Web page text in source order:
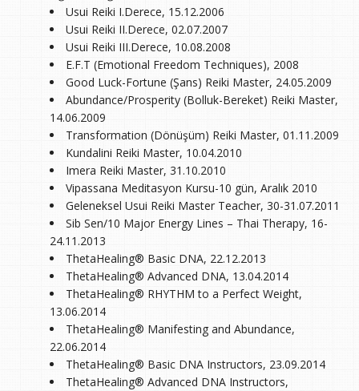
Usui Reiki I.Derece, 15.12.2006
Usui Reiki II.Derece, 02.07.2007
Usui Reiki III.Derece, 10.08.2008
E.F.T (Emotional Freedom Techniques), 2008
Good Luck-Fortune (Şans) Reiki Master, 24.05.2009
Abundance/Prosperity (Bolluk-Bereket) Reiki Master,
14.06.2009
Transformation (Dönüşüm) Reiki Master, 01.11.2009
Kundalini Reiki Master, 10.04.2010
Imera Reiki Master, 31.10.2010
Vipassana Meditasyon Kursu-10 gün, Aralık 2010
Geleneksel Usui Reiki Master Teacher, 30-31.07.2011
Sib Sen/10 Major Energy Lines – Thai Therapy, 16-
24.11.2013
ThetaHealing® Basic DNA, 22.12.2013
ThetaHealing® Advanced DNA, 13.04.2014
ThetaHealing® RHYTHM to a Perfect Weight,
13.06.2014
ThetaHealing® Manifesting and Abundance,
22.06.2014
ThetaHealing® Basic DNA Instructors, 23.09.2014
ThetaHealing® Advanced DNA Instructors,